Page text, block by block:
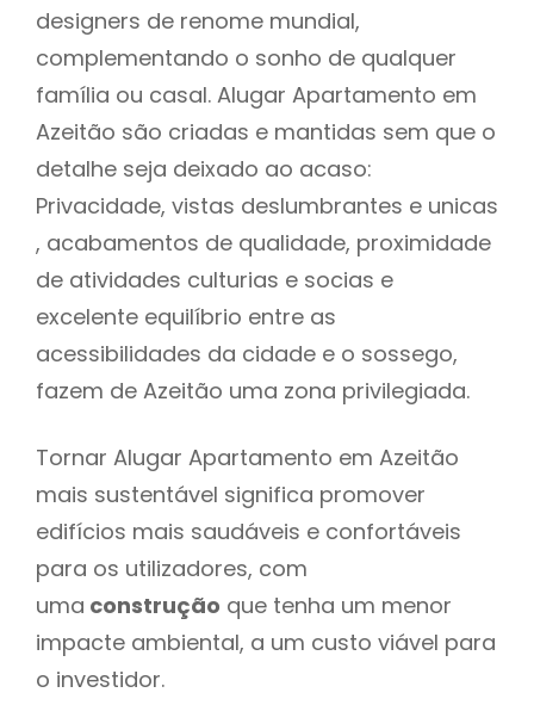
designers de renome mundial,
complementando o sonho de qualquer
família ou casal. Alugar Apartamento em
Azeitão são criadas e mantidas sem que o
detalhe seja deixado ao acaso:
Privacidade, vistas deslumbrantes e unicas
, acabamentos de qualidade, proximidade
de atividades culturias e socias e
excelente equilíbrio entre as
acessibilidades da cidade e o sossego,
fazem de Azeitão uma zona privilegiada.
Tornar Alugar Apartamento em Azeitão
mais sustentável significa promover
edifícios mais saudáveis e confortáveis
para os utilizadores, com
uma construção que tenha um menor
impacte ambiental, a um custo viável para
o investidor.